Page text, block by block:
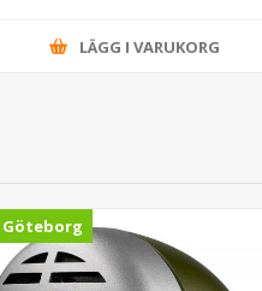
LÄGG I VARUKORG
Göteborg